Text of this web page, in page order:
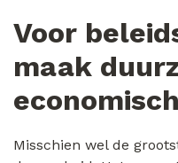
Voor
maak
Misschien wel de